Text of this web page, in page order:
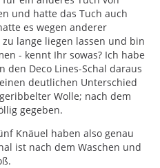
und hatte das Tuch auch
es wegen anderer
lange liegen lassen und bin
- kennt Ihr sowas? Ich habe
Deco Lines-Schal daraus
deutlichen Unterschied
Wolle; nach dem
gegeben.
Knäuel haben also genau
ist nach dem Waschen und